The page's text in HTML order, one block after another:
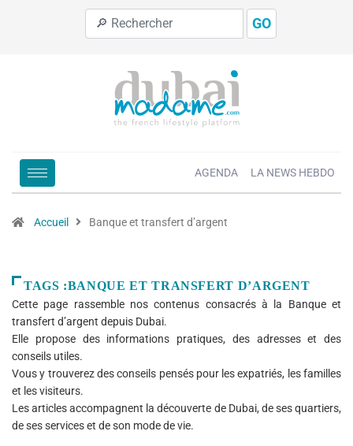
GO
AGENDA LA NEWS HEBDO
Accueil Banque et transfert d’argent
TAGS :BANQUE ET TRANSFERT D’ARGENT
Cette page rassemble nos contenus consacrés à la Banque et
transfert d’argent depuis Dubai.
Elle propose des informations pratiques, des adresses et des
conseils utiles.
Vous y trouverez des conseils pensés pour les expatriés, les familles
et les visiteurs.
Les articles accompagnent la découverte de Dubai, de ses quartiers,
de ses services et de son mode de vie.